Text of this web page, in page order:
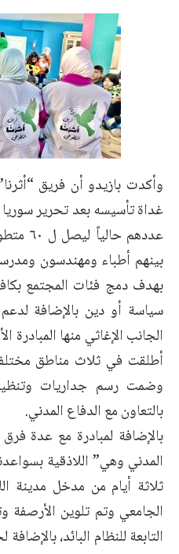
وأكدت بازيدو أن فريق
بينهم أطباء ومهندسون
بهدف دمج فئات المجتمع
سياسة أو دين بالإضافة
الجانب الإغاثي منها المبادرة
أطلقت في ثلاث مناطق
وضمت رسم جداريات
بالتعاون مع الدفاع المدني.
بالإضافة لمبادرة مع عدة
المدني وهي” اللاذقية
ثلاثة أيام من مدخل مدينة
الجامعي وتم تلوين الأرصفة
التابعة للنظام البائد،